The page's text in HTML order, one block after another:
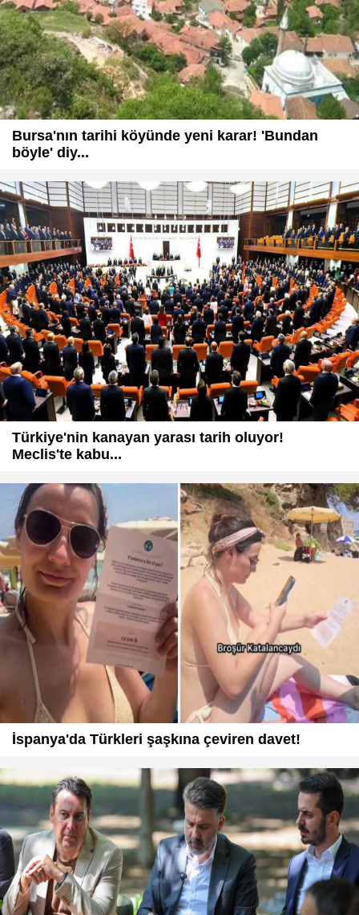
Bursa'nın tarihi köyünde yeni karar! 'Bundan
böyle' diy...
Türkiye'nin kanayan yarası tarih oluyor!
Meclis'te kabu...
İspanya'da Türkleri şaşkına çeviren davet!